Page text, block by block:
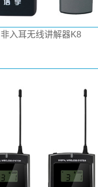
非入耳无线讲解器K8